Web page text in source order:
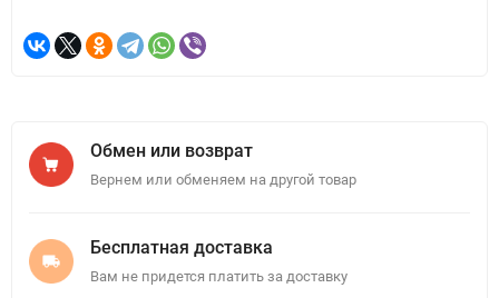
Обмен или возврат
Вернем или обменяем на другой товар
Бесплатная доставка
Вам не придется платить за доставку